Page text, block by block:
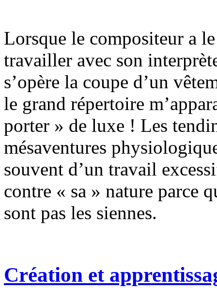
Lorsque le compositeur a
travailler avec son
s’opère la coupe d’un
le grand répertoire
porter » de luxe ! Les
mésaventures
souvent d’un travail
contre « sa » nature parce
sont pas les siennes.
Création et